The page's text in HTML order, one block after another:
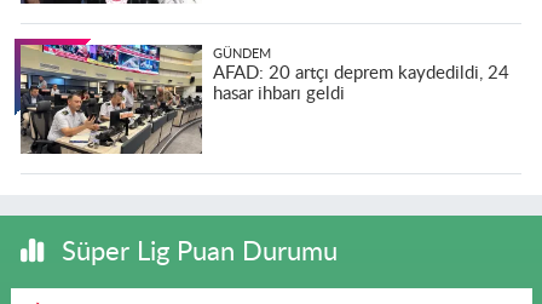
GÜNDEM
AFAD: 20 artçı deprem kaydedildi, 24
hasar ihbarı geldi
Süper Lig Puan Durumu